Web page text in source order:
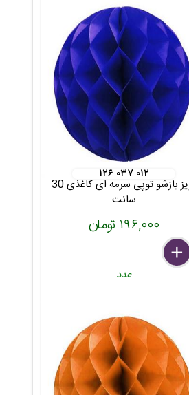
۱۲۶ ۰۳۷ ۰۱۲
آویز بازشو توپی سرمه ای کاغذی 30
سانت
۱۹۶,۰۰۰ تومان
delete
remove
add
عدد